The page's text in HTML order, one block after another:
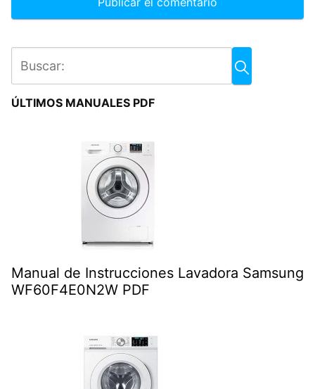
ÚLTIMOS MANUALES PDF
Manual de Instrucciones Lavadora Samsung
WF60F4E0N2W PDF